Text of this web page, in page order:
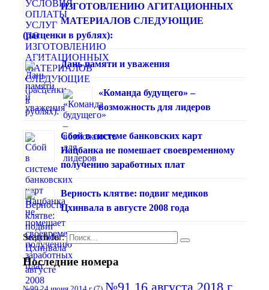
ИЗГОТОВЛЕНИЮ АГИТАЦИОННЫХ
МАТЕРИАЛОВ СЛЕДУЮЩИЕ
(расценки в рублях):
Дань памяти и уважения
«Команда будущего» –
возможность для лидеров
Сбой в системе банковских карт
Нацбанка не помешает своевременному
получению заработных плат
Верность клятве: подвиг медиков
Цхинвала в августе 2008 года
Search for:
Последние номера
№91 16 августа 2018 г